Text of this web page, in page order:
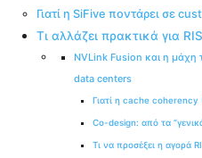
Γιατί η SiFive ποντάρει σε
Τι αλλάζει πρακτικά για
NVLink Fusion και η μάχη
data centers
Γιατί η cache coherency
Co-design: από τα
Τι να προσέξει η αγορά